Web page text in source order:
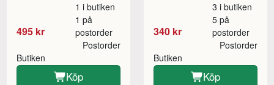
495 kr
1 i butiken
1 på
postorder
Butiken
Postorder
Köp
340 kr
3 i butiken
5 på
postorder
Butiken
Postorder
Köp